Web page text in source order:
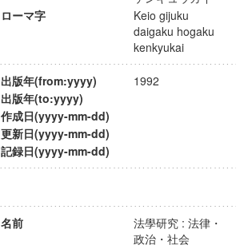
ローマ字
Keio gijuku
daigaku hogaku
kenkyukai
出版年(from:yyyy)
1992
出版年(to:yyyy)
作成日(yyyy-mm-dd)
更新日(yyyy-mm-dd)
記録日(yyyy-mm-dd)
名前
法學研究 : 法律・
政治・社会